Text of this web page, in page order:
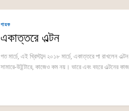
গায়ক
একাত্তরে এল্টন
গত মার্চে, এই খ্রিস্টাব্দ ২০১৮ মার্চে, একাত্তরে পা রাখলেন
সামারে-উইন্টারে, কাজেও কম নয়। ভারে এবং বহরে এল্টনের